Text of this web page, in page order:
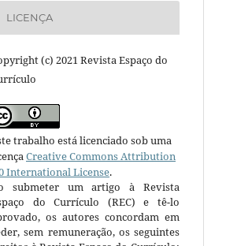
LICENÇA
(c) 2021 Revista Espaço do
trabalho está licenciado sob uma
Creative Commons Attribution
International License.
submeter um artigo à Revista
do Currículo (REC) e tê-lo
os autores concordam em
sem remuneração, os seguintes